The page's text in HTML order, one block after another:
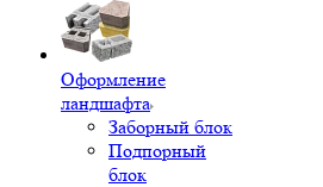
Оформление
ландшафта
Заборный блок
Подпорный
блок